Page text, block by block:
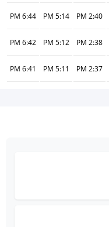
2:40 PM
5:14 PM
6:44 PM
2:38 PM
5:12 PM
6:42 PM
2:37 PM
5:11 PM
6:41 PM